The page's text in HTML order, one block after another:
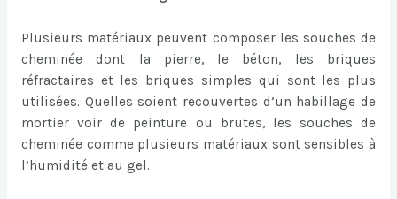
Plusieurs matériaux peuvent composer les souches de
cheminée dont la pierre, le béton, les briques
réfractaires et les briques simples qui sont les plus
utilisées. Quelles soient recouvertes d’un habillage de
mortier voir de peinture ou brutes, les souches de
cheminée comme plusieurs matériaux sont sensibles à
l’humidité et au gel.